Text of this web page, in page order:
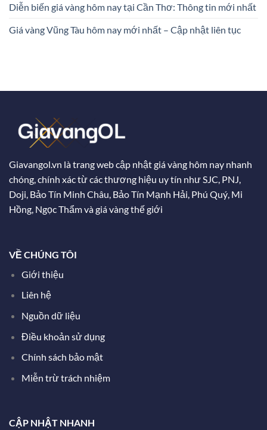
Diễn biến giá vàng hôm nay tại Cần Thơ: Thông tin mới nhất
Giá vàng Vũng Tàu hôm nay mới nhất – Cập nhật liên tục
Giavangol.vn là trang web cập nhật giá vàng hôm nay nhanh
chóng, chính xác từ các thương hiệu uy tín như SJC, PNJ,
Doji, Bảo Tín Minh Châu, Bảo Tín Mạnh Hải, Phú Quý, Mi
Hồng, Ngọc Thẩm và giá vàng thế giới
VỀ CHÚNG TÔI
Giới thiệu
Liên hệ
Nguồn dữ liệu
Điều khoản sử dụng
Chính sách bảo mật
Miễn trừ trách nhiệm
CẬP NHẬT NHANH